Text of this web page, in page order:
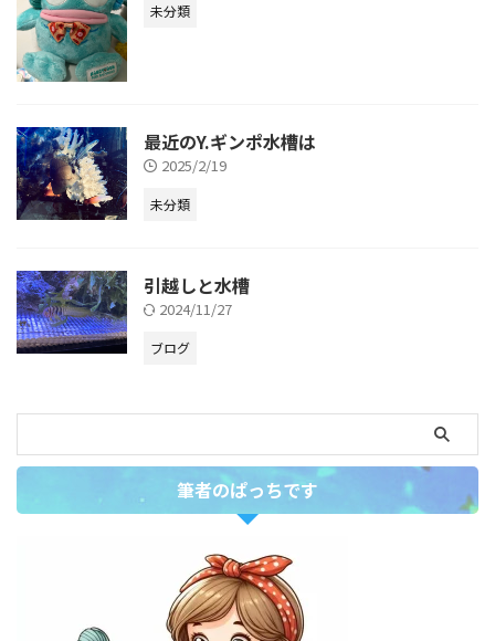
未分類
最近のY.ギンポ水槽は
2025/2/19
未分類
引越しと水槽
2024/11/27
ブログ
筆者のぱっちです